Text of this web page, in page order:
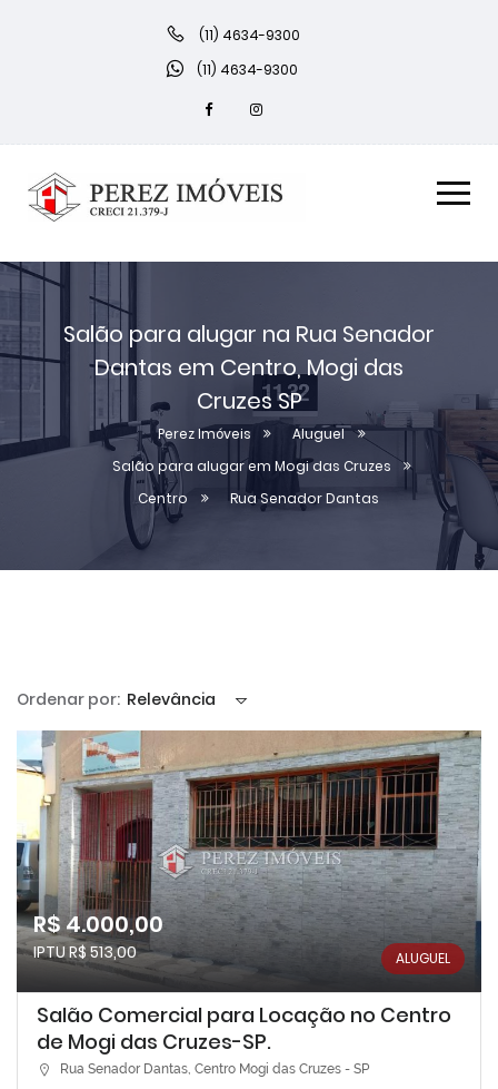
(11) 4634-9300
(11) 4634-9300
Salão para alugar na Rua Senador
Dantas em Centro, Mogi das
Cruzes SP
Perez Imóveis
Aluguel
Salão para alugar em Mogi das Cruzes
Centro
Rua Senador Dantas
Ordenar por: Relevância
R$ 4.000,00
IPTU R$ 513,00 ALUGUEL
Salão Comercial para Locação no Centro
de Mogi das Cruzes-SP.
Rua Senador Dantas, Centro Mogi das Cruzes - SP